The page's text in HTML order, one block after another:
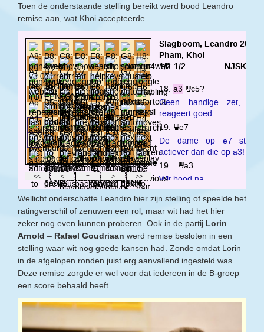
Toen de onderstaande stelling bereikt werd bood Leandro
remise aan, wat Khoi accepteerde.
Wellicht onderschatte Leandro hier zijn stelling of speelde het
ratingverschil of zenuwen een rol, maar wit had het hier
zeker nog even kunnen proberen. Ook in de partij Lorin
Arnold – Rafael Goudriaan werd remise besloten in een
stelling waar wit nog goede kansen had. Zonde omdat Lorin
in de afgelopen ronden juist erg aanvallend ingesteld was.
Deze remise zorgde er wel voor dat iedereen in de B-groep
een score behaald heeft.